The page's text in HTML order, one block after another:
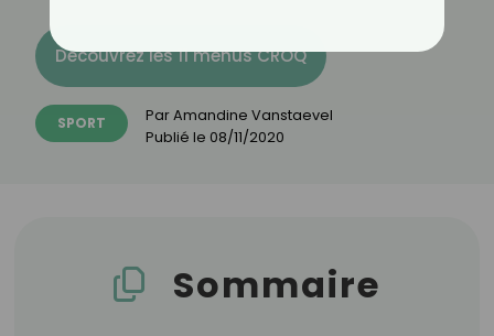
Découvrez les 11 menus CROQ
SPORT ParAmandine Vanstaevel
Publié le 08/11/2020
Sommaire